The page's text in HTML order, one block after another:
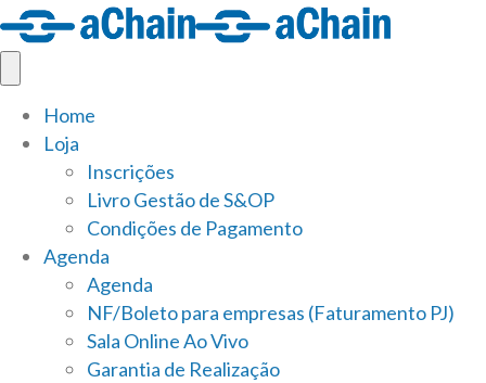
Home
Loja
Inscrições
Livro Gestão de S&OP
Condições de Pagamento
Agenda
Agenda
NF/Boleto para empresas (Faturamento PJ)
Sala Online Ao Vivo
Garantia de Realização